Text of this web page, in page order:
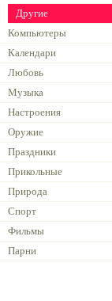
Другие
Компьютеры
Календари
Любовь
Музыка
Настроения
Оружие
Праздники
Прикольные
Природа
Спорт
Фильмы
Парни